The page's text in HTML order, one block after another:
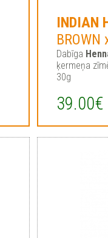
INDIAN
BROWN
Dabīga
ķermeņa
30g
39.00€